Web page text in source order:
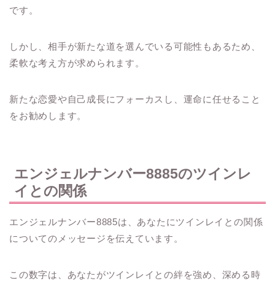
です。
しかし、相手が新たな道を選んでいる可能性もあるため、
柔軟な考え方が求められます。
新たな恋愛や自己成長にフォーカスし、運命に任せること
をお勧めします。
エンジェルナンバー8885のツインレ
イとの関係
エンジェルナンバー8885は、あなたにツインレイとの関係
についてのメッセージを伝えています。
この数字は、あなたがツインレイとの絆を強め、深める時